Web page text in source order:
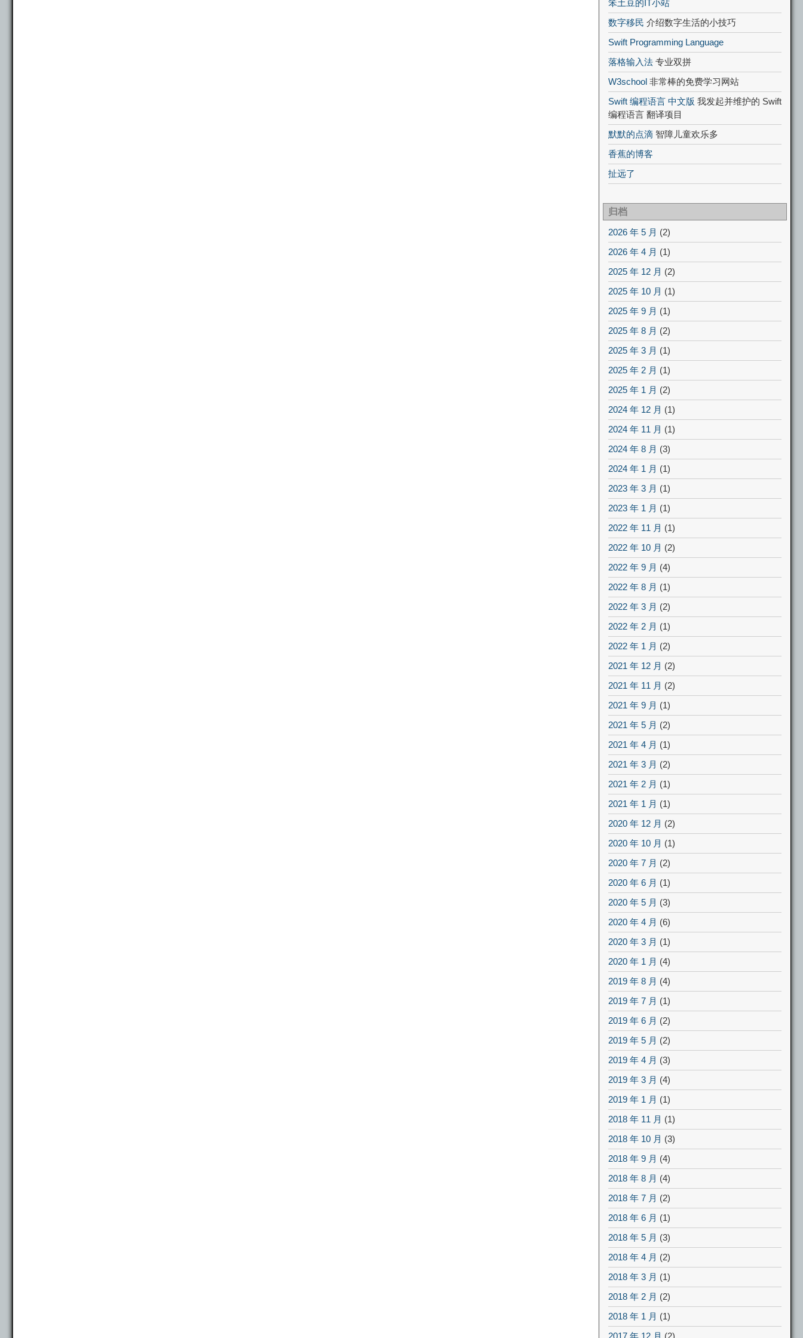
笨土豆的IT小站
数字移民 介绍数字生活的小技巧
Swift Programming Language
落格输入法 专业双拼
W3school 非常棒的免费学习网站
Swift 编程语言 中文版 我发起并维护的 Swift
编程语言 翻译项目
默默的点滴 智障儿童欢乐多
香蕉的博客
扯远了
归档
2026 年 5 月 (2)
2026 年 4 月 (1)
2025 年 12 月 (2)
2025 年 10 月 (1)
2025 年 9 月 (1)
2025 年 8 月 (2)
2025 年 3 月 (1)
2025 年 2 月 (1)
2025 年 1 月 (2)
2024 年 12 月 (1)
2024 年 11 月 (1)
2024 年 8 月 (3)
2024 年 1 月 (1)
2023 年 3 月 (1)
2023 年 1 月 (1)
2022 年 11 月 (1)
2022 年 10 月 (2)
2022 年 9 月 (4)
2022 年 8 月 (1)
2022 年 3 月 (2)
2022 年 2 月 (1)
2022 年 1 月 (2)
2021 年 12 月 (2)
2021 年 11 月 (2)
2021 年 9 月 (1)
2021 年 5 月 (2)
2021 年 4 月 (1)
2021 年 3 月 (2)
2021 年 2 月 (1)
2021 年 1 月 (1)
2020 年 12 月 (2)
2020 年 10 月 (1)
2020 年 7 月 (2)
2020 年 6 月 (1)
2020 年 5 月 (3)
2020 年 4 月 (6)
2020 年 3 月 (1)
2020 年 1 月 (4)
2019 年 8 月 (4)
2019 年 7 月 (1)
2019 年 6 月 (2)
2019 年 5 月 (2)
2019 年 4 月 (3)
2019 年 3 月 (4)
2019 年 1 月 (1)
2018 年 11 月 (1)
2018 年 10 月 (3)
2018 年 9 月 (4)
2018 年 8 月 (4)
2018 年 7 月 (2)
2018 年 6 月 (1)
2018 年 5 月 (3)
2018 年 4 月 (2)
2018 年 3 月 (1)
2018 年 2 月 (2)
2018 年 1 月 (1)
2017 年 12 月 (2)